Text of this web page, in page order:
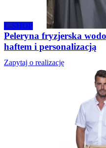
L-SHOP
Peleryna fryzjerska
haftem i personalizacją
Zapytaj o realizację